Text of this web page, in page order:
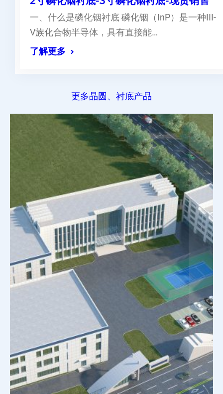
一、什么是磷化铟衬底 磷化铟（InP）是一种III-
V族化合物半导体，具有直接能…
了解更多
更多晶圆、衬底产品